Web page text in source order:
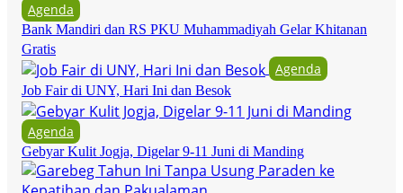
Agenda
Bank Mandiri dan RS PKU Muhammadiyah Gelar Khitanan
Gratis
Agenda
Job Fair di UNY, Hari Ini dan Besok
Agenda
Gebyar Kulit Jogja, Digelar 9-11 Juni di Manding